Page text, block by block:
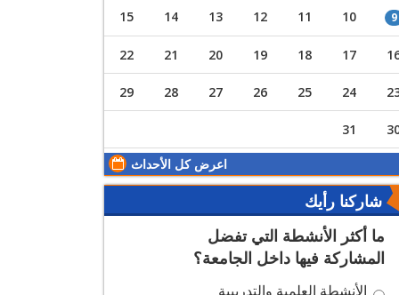
9
10
11
12
13
14
15
17
18
19
20
21
22
24
25
26
27
28
29
31
اعرض كل الأحداث
شاركنا رأيك
ما أكثر الأنشطة التي تفضل
المشاركة فيها داخل الجامعة؟
الأنشطة العلمية والتدريبية